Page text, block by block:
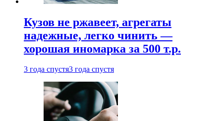
Кузов не ржавеет, агрегаты
надежные, легко чинить —
хорошая иномарка за 500 т.р.
3 года спустя3 года спустя